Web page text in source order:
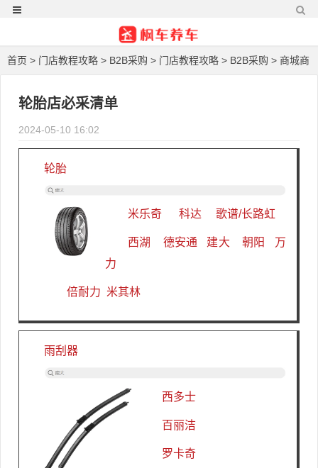
首页 > 门店教程攻略 > B2B采购 > 门店教程攻略 > B2B采购 > 商城商
轮胎店必采清单
2024-05-10 16:02
轮胎
米乐奇 科达 歌谱/长路虹
西湖 德安通 建大 朝阳
万
力
倍耐力 米其林
雨刮器
西多士
百丽洁
罗卡奇